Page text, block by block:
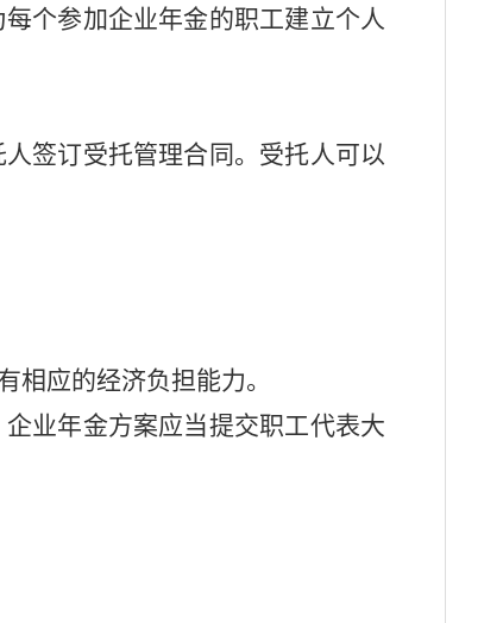
个参加企业年金的职工建立个人
签订受托管理合同。受托人可以
应的经济负担能力。
业年金方案应当提交职工代表大